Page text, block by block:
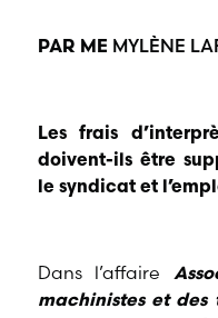
PAR ME MYLÈNE
Les frais
doivent-ils être
le syndicat et
Dans l’affaire
machinistes et des